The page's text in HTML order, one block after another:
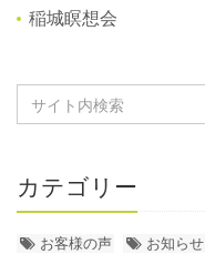
稲城瞑想会
カテゴリー
お客様の声 お知らせ